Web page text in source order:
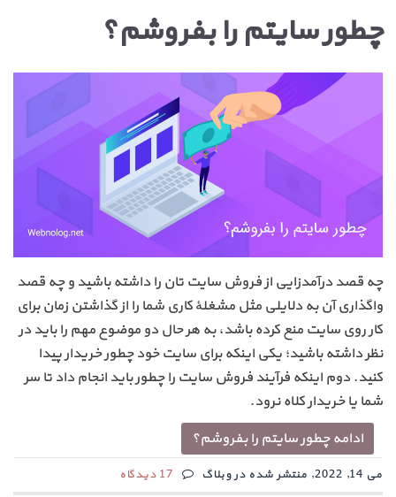
چطور سایتم را بفروشم؟
چه قصد درآمدزایی از فروش سایت ‌تان را داشته باشید و چه قصد
واگذاری آن به دلایلی مثل مشغلهٔ کاری شما را از گذاشتن زمان برای
کار روی سایت منع کرده باشد، به هر حال دو موضوع مهم را باید در
نظر داشته باشید؛ یکی اینکه برای سایت خود چطور خریدار پیدا
کنید. دوم اینکه فرآیند فروش سایت را چطور باید انجام داد تا سر
شما یا خریدار کلاه نرود.
ادامه چطور سایتم را بفروشم؟
می 14, 2022, منتشر شده در وبلاگ 17 دیدگاه